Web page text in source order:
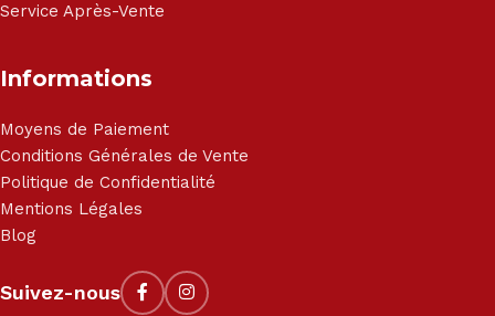
Service Après-Vente
Informations
Moyens de Paiement
Conditions Générales de Vente
Politique de Confidentialité
Mentions Légales
Blog
Suivez-nous